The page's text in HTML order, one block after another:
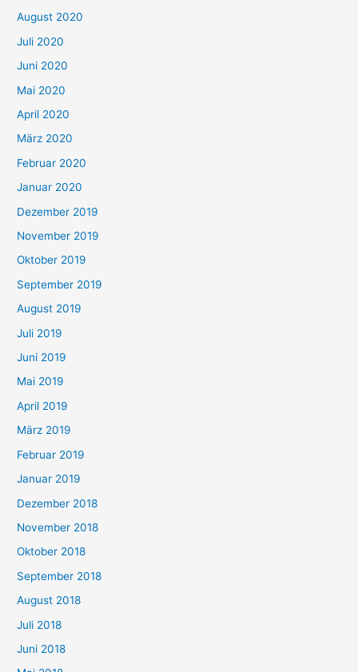
August 2020
Juli 2020
Juni 2020
Mai 2020
April 2020
März 2020
Februar 2020
Januar 2020
Dezember 2019
November 2019
Oktober 2019
September 2019
August 2019
Juli 2019
Juni 2019
Mai 2019
April 2019
März 2019
Februar 2019
Januar 2019
Dezember 2018
November 2018
Oktober 2018
September 2018
August 2018
Juli 2018
Juni 2018